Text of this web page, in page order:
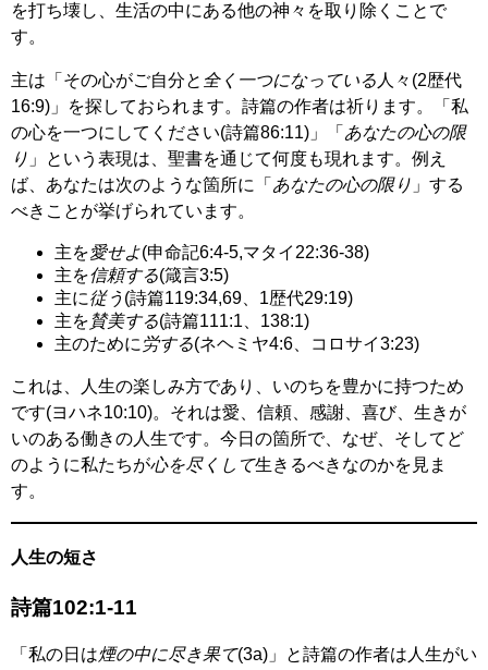
を打ち壊し、生活の中にある他の神々を取り除くことで
す。
主は「その心がご自分と 全く一つになっている 人々(2歴代
16:9)」を探しておられます。詩篇の作者は祈ります。「私
の心を一つにしてください(詩篇86:11)」「 あなたの心の限
り 」という表現は、聖書を通じて何度も現れます。例え
ば、あなたは次のような箇所に「 あなたの心の限り 」する
べきことが挙げられています。
主を愛せよ(申命記6:4-5,マタイ22:36-38)
主を信頼する(箴言3:5)
主に従う (詩篇119:34,69、1歴代29:19)
主を賛美する(詩篇111:1、138:1)
主のために 労する(ネヘミヤ4:6、コロサイ3:23)
これは、人生の楽しみ方であり、いのちを豊かに持つため
です(ヨハネ10:10)。それは愛、信頼、感謝、喜び、生きが
いのある働きの人生です。今日の箇所で、なぜ、そしてど
のように私たちが心を尽くして生きるべきなのかを見ま
す。
人生の短さ
詩篇102:1-11
「私の日は煙の中に尽き果て(3a)」と詩篇の作者は人生がい